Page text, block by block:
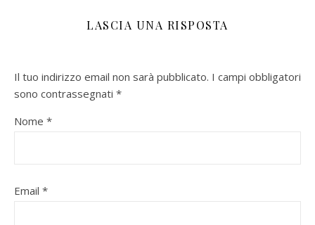
LASCIA UNA RISPOSTA
Il tuo indirizzo email non sarà pubblicato. I campi obbligatori
sono contrassegnati *
Nome *
Email *